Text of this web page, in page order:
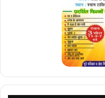
हार गया और कांस्य पदक मैच में
भारतीय महिला हॉकी टीम अब
के लिए एफआईएच ओलंपिक
सऊदी अरब ने फीफा विश्व कप
किया